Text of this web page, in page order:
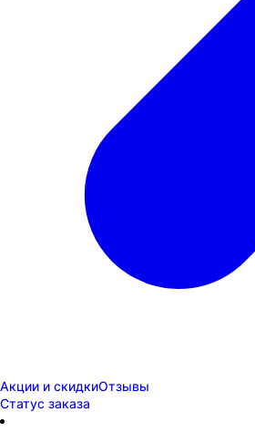
Акции и скидкиОтзывы
Статус заказа